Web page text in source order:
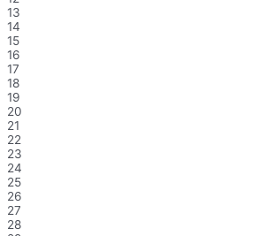
13
14
15
16
17
18
19
20
21
22
23
24
25
26
27
28